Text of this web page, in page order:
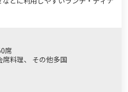
席
席料理
その他多国